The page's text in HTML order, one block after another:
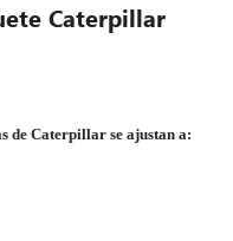
Caterpillar
de Caterpillarse ajustan a: